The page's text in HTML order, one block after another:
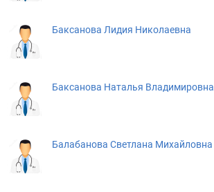
Баксанова Лидия Николаевна
Баксанова Наталья Владимировна
Балабанова Светлана Михайловна